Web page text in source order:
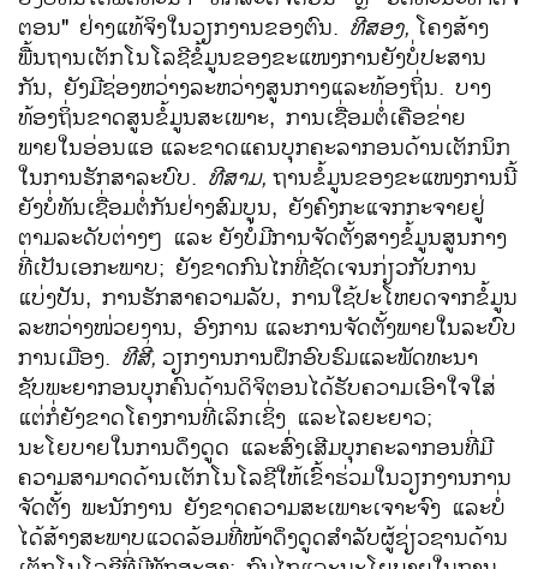
ຕອນ" ຢ່າງແທ້ຈິງໃນວຽກງານຂອງຕົນ. ທີສອງ, ໂຄງສ້າງ
ພື້ນຖານເຕັກໂນໂລຊີຂໍ້ມູນຂອງຂະແໜງການຍັງບໍ່ປະສານ
ກັນ, ຍັງມີຊ່ອງຫວ່າງລະຫວ່າງສູນກາງແລະທ້ອງຖິ່ນ. ບາງ
ທ້ອງຖິ່ນຂາດສູນຂໍ້ມູນສະເພາະ, ການເຊື່ອມຕໍ່ເຄືອຂ່າຍ
ພາຍໃນອ່ອນແອ ແລະຂາດແຄນບຸກຄະລາກອນດ້ານເຕັກນິກ
ໃນການຮັກສາລະບົບ. ທີສາມ, ຖານຂໍ້ມູນຂອງຂະແໜງການນີ້
ຍັງບໍ່ທັນເຊື່ອມຕໍ່ກັນຢ່າງສົມບູນ, ຍັງຄົງກະແຈກກະຈາຍຢູ່
ຕາມລະດັບຕ່າງໆ ແລະ ຍັງບໍ່ມີການຈັດຕັ້ງສາງຂໍ້ມູນສູນກາງ
ທີ່ເປັນເອກະພາບ; ຍັງຂາດກົນໄກທີ່ຊັດເຈນກ່ຽວກັບການ
ແບ່ງປັນ, ການຮັກສາຄວາມລັບ, ການໃຊ້ປະໂຫຍດຈາກຂໍ້ມູນ
ລະຫວ່າງໜ່ວຍງານ, ອົງການ ແລະການຈັດຕັ້ງພາຍໃນລະບົບ
ການເມືອງ. ທີສີ່, ວຽກງານການຝຶກອົບຮົມແລະພັດທະນາ
ຊັບພະຍາກອນບຸກຄົນດ້ານດິຈິຕອນໄດ້ຮັບຄວາມເອົາໃຈໃສ່
ແຕ່ກໍ່ຍັງຂາດໂຄງການທີ່ເລິກເຊິ່ງ ແລະໄລຍະຍາວ;
ນະໂຍບາຍໃນການດຶງດູດ ແລະສົ່ງເສີມບຸກຄະລາກອນທີ່ມີ
ຄວາມສາມາດດ້ານເຕັກໂນໂລຊີໃຫ້ເຂົ້າຮ່ວມໃນວຽກງານການ
ຈັດຕັ້ງ ພະນັກງານ ຍັງຂາດຄວາມສະເພາະເຈາະຈົງ ແລະບໍ່
ໄດ້ສ້າງສະພາບແວດລ້ອມທີ່ໜ້າດຶງດູດສຳລັບຜູ້ຊ່ຽວຊານດ້ານ